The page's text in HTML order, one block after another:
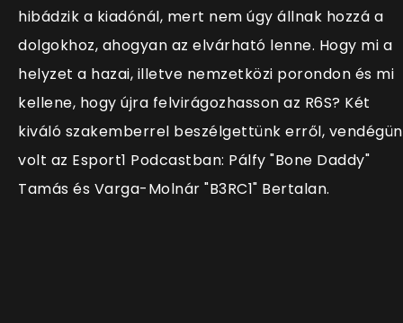
hibádzik a kiadónál, mert nem úgy állnak hozzá a
dolgokhoz, ahogyan az elvárható lenne. Hogy mi a
helyzet a hazai, illetve nemzetközi porondon és mi
kellene, hogy újra felvirágozhasson az R6S? Két
kiváló szakemberrel beszélgettünk erről,
volt az Esport1 Podcastban: Pálfy "Bone Daddy"
Tamás és Varga-Molnár "B3RC1" Bertalan.